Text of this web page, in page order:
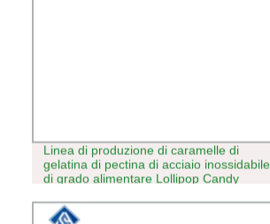
Linea di produzione di caramelle di
gelatina di pectina di acciaio inossidabile
di grado alimentare Lollipop Candy
Bonbon